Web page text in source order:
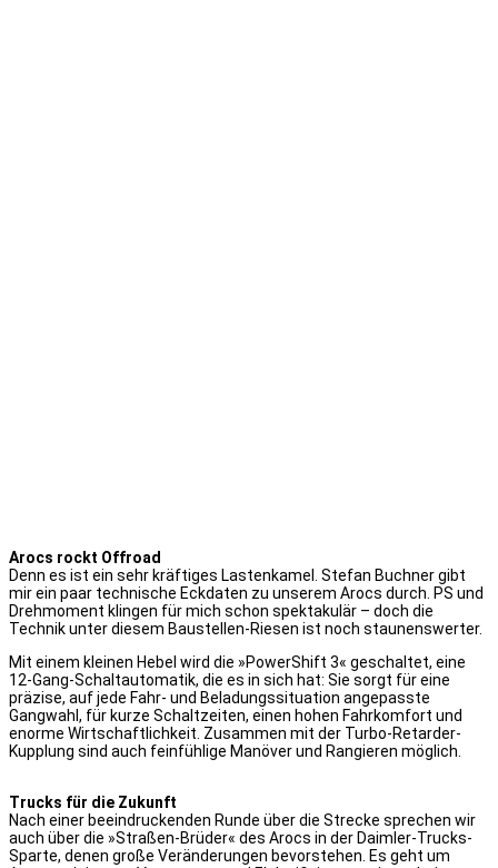
Arocs rockt Offroad
Denn es ist ein sehr kräftiges Lastenkamel. Stefan Buchner gibt
mir ein paar technische Eckdaten zu unserem Arocs durch. PS und
Drehmoment klingen für mich schon spektakulär – doch die
Technik unter diesem Baustellen-Riesen ist noch staunenswerter.
Mit einem kleinen Hebel wird die »PowerShift 3« geschaltet, eine
12-Gang-Schaltautomatik, die es in sich hat: Sie sorgt für eine
präzise, auf jede Fahr- und Beladungssituation angepasste
Gangwahl, für kurze Schaltzeiten, einen hohen Fahrkomfort und
enorme Wirtschaftlichkeit. Zusammen mit der Turbo-Retarder-
Kupplung sind auch feinfühlige Manöver und Rangieren möglich.
Trucks für die Zukunft
Nach einer beeindruckenden Runde über die Strecke sprechen wir
auch über die »Straßen-Brüder« des Arocs in der Daimler-Trucks-
Sparte, denen große Veränderungen bevorstehen. Es geht um